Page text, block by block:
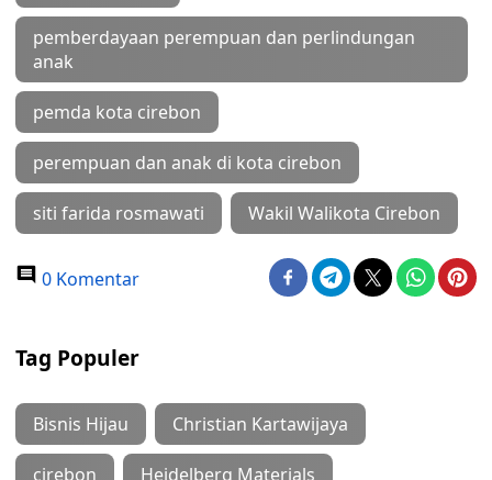
pemberdayaan perempuan dan perlindungan
anak
pemda kota cirebon
perempuan dan anak di kota cirebon
siti farida rosmawati Wakil Walikota Cirebon
0 Komentar
Tag Populer
Bisnis Hijau Christian Kartawijaya
cirebon Heidelberg Materials